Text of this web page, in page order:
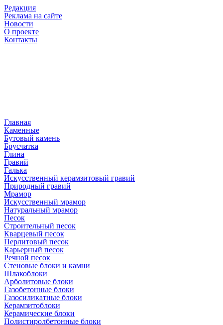
Редакция
Реклама на сайте
Новости
О проекте
Контакты
Главная
Каменные
Бутовый камень
Брусчатка
Глина
Гравий
Галька
Искусственный керамзитовый гравий
Природный гравий
Мрамор
Искусственный мрамор
Натуральный мрамор
Песок
Cтроительный песок
Кварцевый песок
Перлитовый песок
Карьерный песок
Речной песок
Стеновые блоки и камни
Шлакоблоки
Арболитовые блоки
Газобетонные блоки
Газосиликатные блоки
Керамзитоблоки
Керамические блоки
Полистиролбетонные блоки